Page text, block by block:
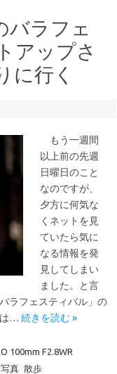
バラフェ
アップさ
に行く
もう一週間
以上前の先週
日曜日のこと
なのですが、
夕方に何気な
くネットを見
ていたら気に
なる情報を発
見してしまい
ました。と言
ラフェスティバル」の
は… 続きを読む »
100mm F2.8WR
写真 散歩